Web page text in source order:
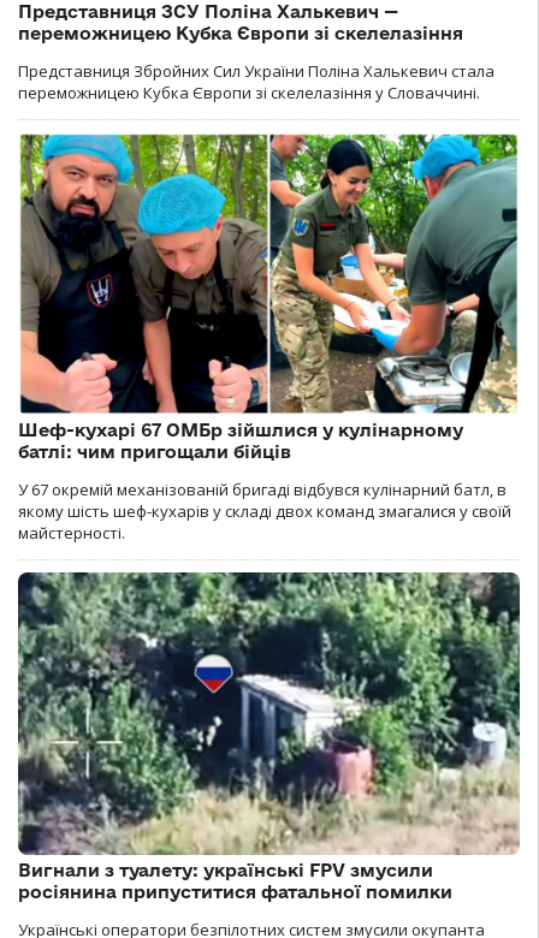
Представниця ЗСУ Поліна Халькевич —
переможницею Кубка Європи зі скелелазіння
Представниця Збройних Сил України Поліна Халькевич стала
переможницею Кубка Європи зі скелелазіння у Словаччині.
Шеф-кухарі 67 ОМБр зійшлися у кулінарному
батлі: чим пригощали бійців
У 67 окремій механізованій бригаді відбувся кулінарний батл, в
якому шість шеф-кухарів у складі двох команд змагалися у своїй
майстерності.
Вигнали з туалету: українські FPV змусили
росіянина припуститися фатальної помилки
Українські оператори безпілотних систем змусили окупанта